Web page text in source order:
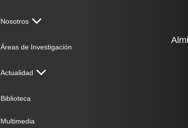
Nosotros
Áreas de Investigación
Actualidad
Biblioteca
Multimedia